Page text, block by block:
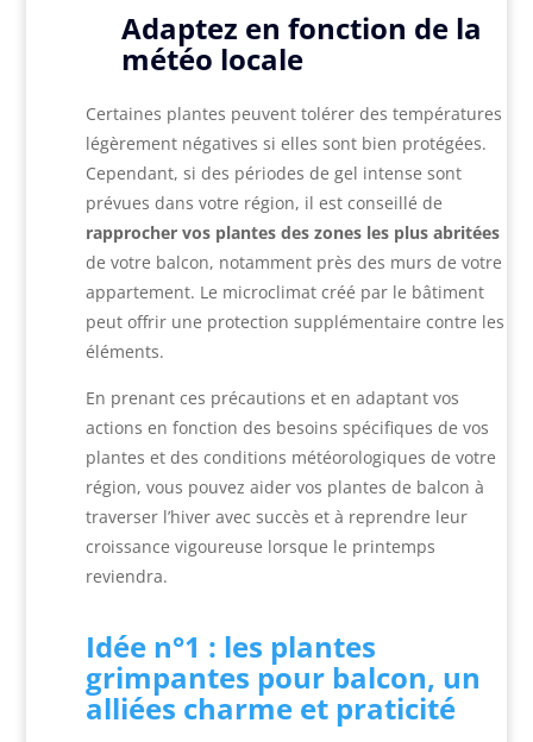
Adaptez en fonction de la
météo locale
Certaines plantes peuvent tolérer des températures
légèrement négatives si elles sont bien protégées.
Cependant, si des périodes de gel intense sont
prévues dans votre région, il est conseillé de
rapprocher vos plantes des zones les plus abritées
de votre balcon, notamment près des murs de votre
appartement. Le microclimat créé par le bâtiment
peut offrir une protection supplémentaire contre les
éléments.
En prenant ces précautions et en adaptant vos
actions en fonction des besoins spécifiques de vos
plantes et des conditions météorologiques de votre
région, vous pouvez aider vos plantes de balcon à
traverser l’hiver avec succès et à reprendre leur
croissance vigoureuse lorsque le printemps
reviendra.
Idée n°1 : les plantes
grimpantes pour balcon, un
alliées charme et praticité